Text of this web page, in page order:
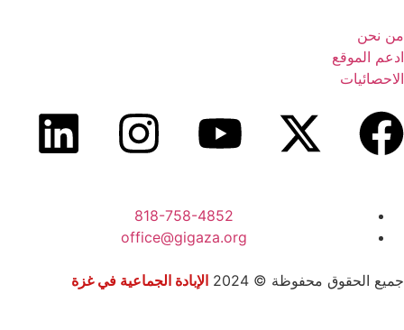
من نحن
ادعم الموقع
الاحصائيات
818-758-4852
office@gigaza.org
جميع الحقوق محفوظة © 2024 الإبادة الجماعية في غزة